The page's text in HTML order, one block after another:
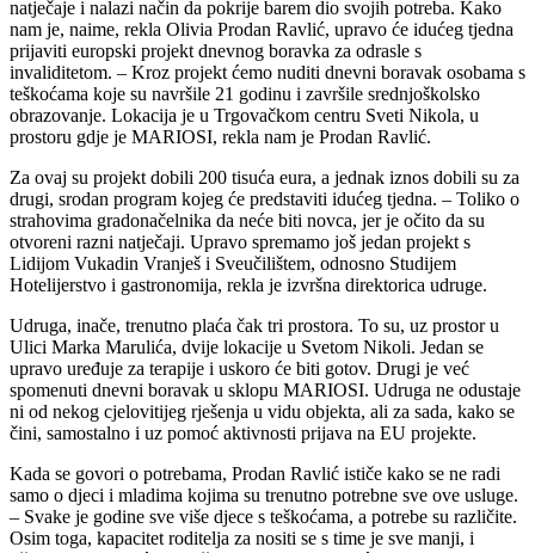
natječaje i nalazi način da pokrije barem dio svojih potreba. Kako
nam je, naime, rekla Olivia Prodan Ravlić, upravo će idućeg tjedna
prijaviti europski projekt dnevnog boravka za odrasle s
invaliditetom. – Kroz projekt ćemo nuditi dnevni boravak osobama s
teškoćama koje su navršile 21 godinu i završile srednjoškolsko
obrazovanje. Lokacija je u Trgovačkom centru Sveti Nikola, u
prostoru gdje je MARIOSI, rekla nam je Prodan Ravlić.
Za ovaj su projekt dobili 200 tisuća eura, a jednak iznos dobili su za
drugi, srodan program kojeg će predstaviti idućeg tjedna. – Toliko o
strahovima gradonačelnika da neće biti novca, jer je očito da su
otvoreni razni natječaji. Upravo spremamo još jedan projekt s
Lidijom Vukadin Vranješ i Sveučilištem, odnosno Studijem
Hotelijerstvo i gastronomija, rekla je izvršna direktorica udruge.
Udruga, inače, trenutno plaća čak tri prostora. To su, uz prostor u
Ulici Marka Marulića, dvije lokacije u Svetom Nikoli. Jedan se
upravo uređuje za terapije i uskoro će biti gotov. Drugi je već
spomenuti dnevni boravak u sklopu MARIOSI. Udruga ne odustaje
ni od nekog cjelovitijeg rješenja u vidu objekta, ali za sada, kako se
čini, samostalno i uz pomoć aktivnosti prijava na EU projekte.
Kada se govori o potrebama, Prodan Ravlić ističe kako se ne radi
samo o djeci i mladima kojima su trenutno potrebne sve ove usluge.
– Svake je godine sve više djece s teškoćama, a potrebe su različite.
Osim toga, kapacitet roditelja za nositi se s time je sve manji, i